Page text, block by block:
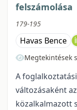
felszámolása
179-195
Havas Bence
Megtekintések
A
változásaként
közalkalmazott